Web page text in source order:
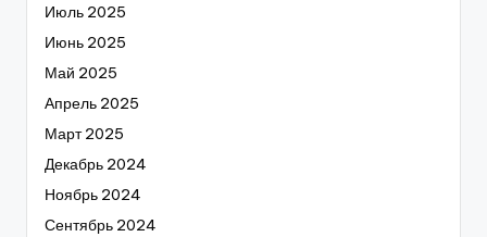
Июль 2025
Июнь 2025
Май 2025
Апрель 2025
Март 2025
Декабрь 2024
Ноябрь 2024
Сентябрь 2024